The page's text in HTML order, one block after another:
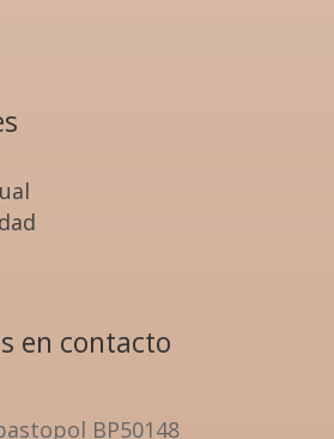
en contacto
BP50148